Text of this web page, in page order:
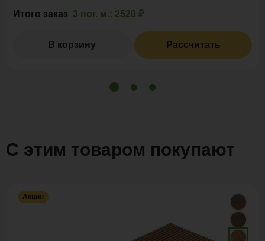
Итого заказ 3 пог. м.: 2520 ₽
В корзину Рассчитать
С этим товаром покупают
Акция